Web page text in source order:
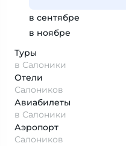
в сентябре
в ноябре
Туры
в Салоники
Отели
Салоников
Авиабилеты
в Салоники
Аэропорт
Салоников